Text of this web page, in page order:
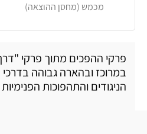
מכמש (מחסן ההוצאה)
פרקי ההפכים מתוך פרקי
במרוכז ובהארה גבוהה
הניגודים והתהפוכות